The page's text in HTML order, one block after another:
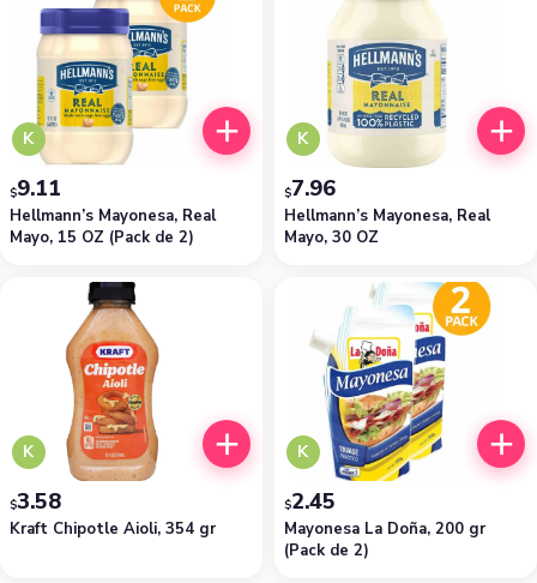
K
Hellmann’s Mayonesa, Real
Mayo, 15 OZ (Pack de 2)
$9.11
K
Hellmann’s Mayonesa, Real
Mayo, 30 OZ
$7.96
K
Kraft Chipotle Aioli, 354 gr
$3.58
K
Mayonesa La Doña, 200 gr
(Pack de 2)
$2.45